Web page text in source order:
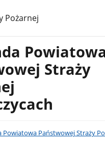
Pożarnej
Straży
Powiatowa Państwowej Straży